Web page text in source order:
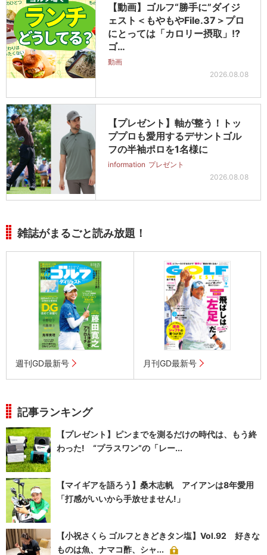
【動画】ゴルフ“勝手に”ダイジ
ェスト＜もやもやFile.37＞プロ
にとっては「カロリー摂取」!?
ゴ…
動画
2026.08.08
【プレゼント】軸が整う！トッ
ププロも愛用するデサントゴル
フの半袖ポロを1名様に
information プレゼント
2026.08.08
雑誌がまるごと読み放題！
週刊GD最新号 月刊GD最新号
記事ランキング
【プレゼント】ピンまでを測るだけの時代は、もう終
わった! “プラスワン”の「レー...
【マイギアを語ろう】桑木志帆 アイアンは8年愛用
「打感がいいから手放せません!」
【小祝さくら ゴルフときどきタン塩】Vol.92 好きな
ものは魚、ナマコ酢、シャ...